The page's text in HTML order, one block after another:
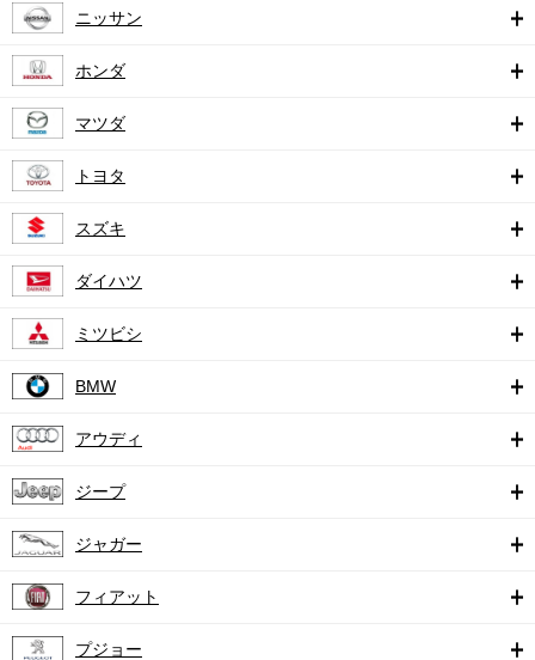
ニッサン
ホンダ
マツダ
トヨタ
スズキ
ダイハツ
ミツビシ
BMW
アウディ
ジープ
ジャガー
フィアット
プジョー